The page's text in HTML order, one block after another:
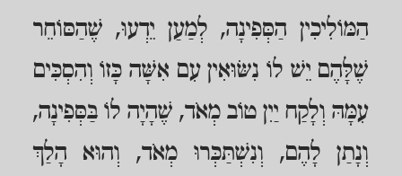
הַמּוֹלִיכִין הַסְּפִינָה, לְמַעַן יֵדְעוּ, שֶׁהַסּוֹחֵר
שֶׁלָּהֶם יֵשׁ לוֹ נִשּׂוּאִין עִם אִשָּׁה כָּזוֹ וְהִסְכִּים
עִמָּהּ וְלָקַח יַיִן טוֹב מְאֹד, שֶׁהָיָה לוֹ בַּסְּפִינָה,
וְנָתַן לָהֶם, וְנִשְׁתַּכְּרוּ מְאֹד, וְהוּא הָלַךְ